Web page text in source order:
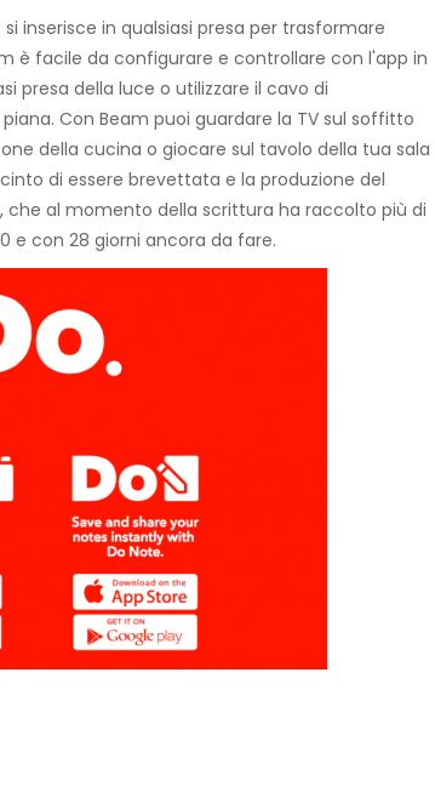
inserisce in qualsiasi presa per trasformare
è facile da configurare e controllare con l'app in
presa della luce o utilizzare il cavo di
Con Beam puoi guardare la TV sul soffitto
della cucina o giocare sul tavolo della tua sala
di essere brevettata e la produzione del
, che al momento della scrittura ha raccolto più di
e con 28 giorni ancora da fare.